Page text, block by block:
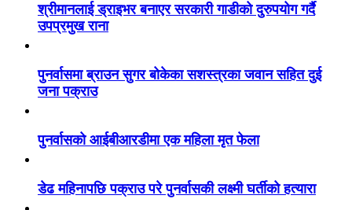
श्रीमानलाई ड्राइभर बनाएर सरकारी गाडीको दुरुपयोग गर्दै
उपप्रमुख राना
पुनर्वासमा ब्राउन सुगर बोकेका सशस्त्रका जवान सहित दुई
जना पक्राउ
पुनर्वासको आईबीआरडीमा एक महिला मृत फेला
डेढ महिनापछि पक्राउ परे पुनर्वासकी लक्ष्मी घर्तीको हत्यारा